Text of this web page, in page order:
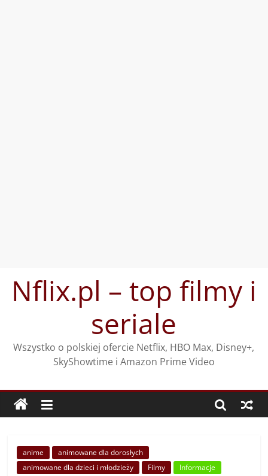
treściNflix.pl – top filmy i
seriale
Wszystko o polskiej ofercie Netflix, HBO Max, Disney+,
SkyShowtime i Amazon Prime Video
anime
animowane dla dorosłych
animowane dla dzieci i młodzieży
Filmy
Informacje